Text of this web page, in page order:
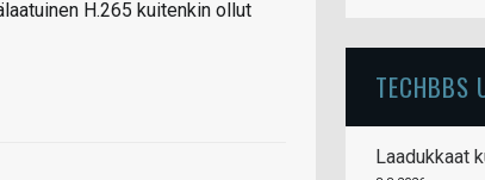
H.265 kuitenkin ollut
TECHBBS
Laadukkaat